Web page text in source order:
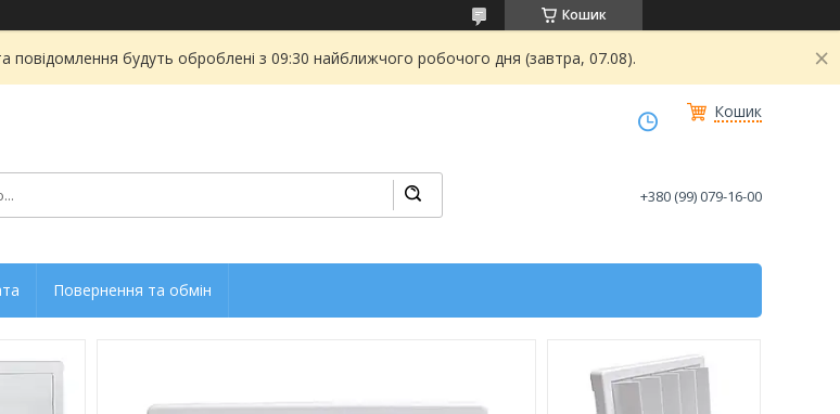
Кошик
повідомлення будуть оброблені з 09:30 найближчого робочого дня (завтра, 07.08).
Кошик
+380 (99) 079-16-00
Повернення та обмін